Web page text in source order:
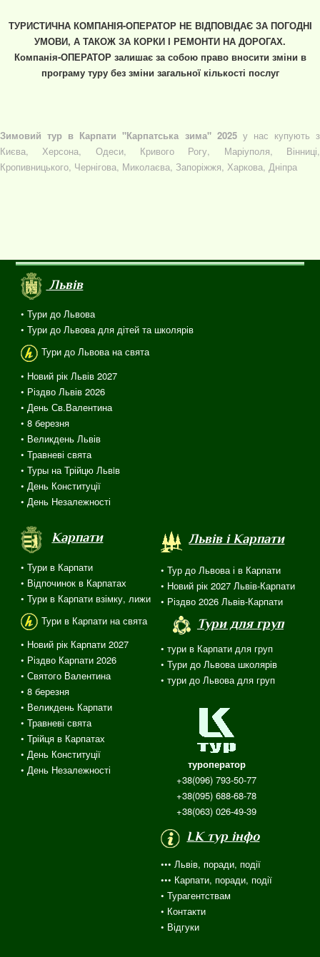
ТУРИСТИЧНА КОМПАНІЯ-ОПЕРАТОР НЕ ВІДПОВІДАЄ ЗА ПОГОДНІ
УМОВИ, А ТАКОЖ ЗА КОРКИ І РЕМОНТИ НА ДОРОГАХ.
Компанія-ОПЕРАТОР залишає за собою право вносити зміни в
програму туру без зміни загальної кількості послуг
Зимовий тур в Карпати "Карпатська зима" 2025 у нас купують з
Києва, Херсона, Одеси, Кривого Рогу, Маріуполя, Вінниці,
Кропивницького, Чернігова, Миколаєва, Запоріжжя, Харкова, Дніпра
Львів
• Тури до Львова
• Тури до Львова для дітей та школярів
Тури до Львова на свята
• Новий рік Львів 2027
• Різдво Львів 2026
• День Св.Валентина
• 8 березня
• Великдень Львів
• Травневі свята
• Туры на Трійцю Львiв
• День Конституції
• День Незалежності
Карпати
• Тури в Карпати
• Відпочинок в Карпатах
• Тури в Карпати взімку, лижи
Тури в Карпати на свята
• Новий рік Карпати 2027
• Різдво Карпати 2026
• Святого Валентина
• 8 березня
• Великдень Карпати
• Травневі свята
•Трійця в Карпатах
• День Конституції
• День Незалежності
Львів і Карпати
• Тур до Львова і в Карпати
• Новий рік 2027 Львів-Карпати
• Різдво 2026 Львів-Карпати
Тури для груп
• тури в Карпати для груп
• Тури до Львова школярів
• тури до Львова для груп
туроператор
+38(096) 793-50-77
+38(095) 688-68-78
+38(063) 026-49-39
LK тур інфо
••• Львів, поради, події
••• Карпати, поради, події
•Турагентствам
• Контакти
• Відгуки